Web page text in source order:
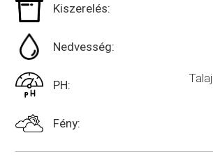
Kiszerelés:
Nedvesség:
PH:
Fény: